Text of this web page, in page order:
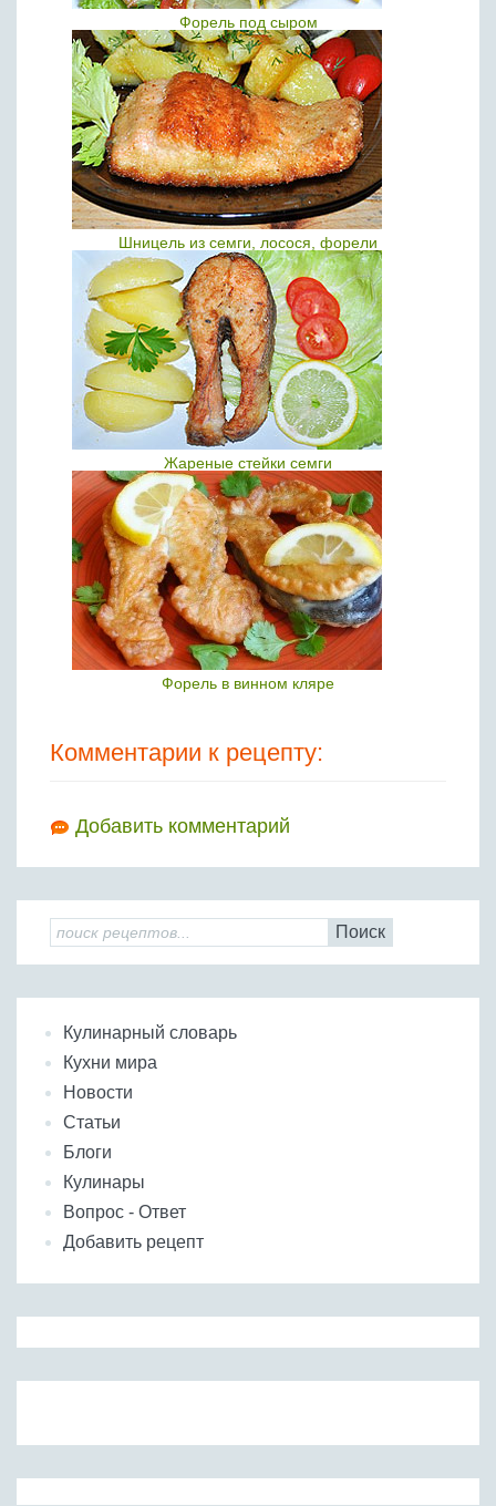
Форель под сыром
Шницель из семги, лосося, форели
Жареные стейки семги
Форель в винном кляре
Комментарии к рецепту:
Добавить комментарий
Поиск
Кулинарный словарь
Кухни мира
Новости
Статьи
Блоги
Кулинары
Вопрос - Ответ
Добавить рецепт